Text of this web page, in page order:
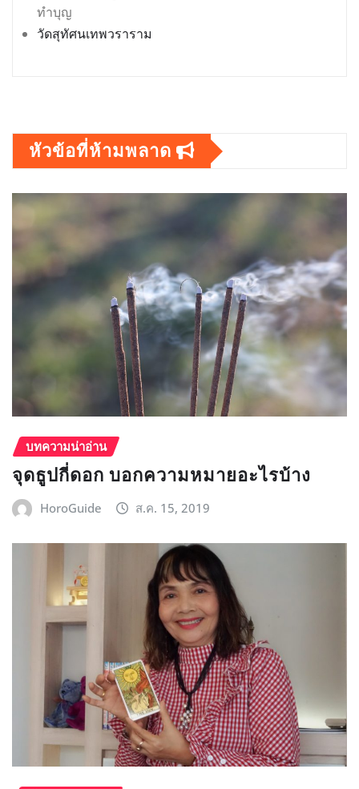
ทำบุญ
วัดสุทัศนเทพวราราม
หัวข้อที่ห้ามพลาด
บทความน่าอ่าน
จุดธูปกี่ดอก บอกความหมายอะไรบ้าง
HoroGuide ส.ค. 15, 2019